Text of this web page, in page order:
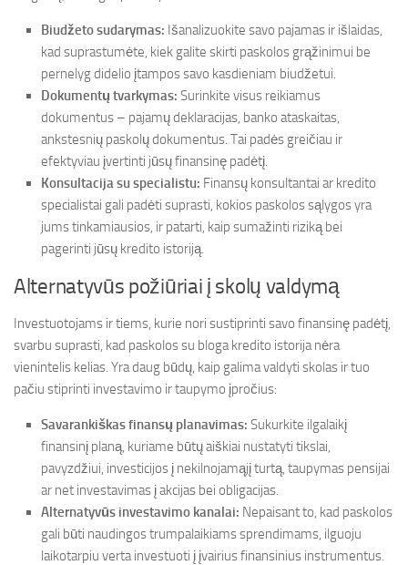
Biudžeto sudarymas: Išanalizuokite savo pajamas ir išlaidas,
kad suprastumėte, kiek galite skirti paskolos grąžinimui be
pernelyg didelio įtampos savo kasdieniam biudžetui.
Dokumentų tvarkymas: Surinkite visus reikiamus
dokumentus – pajamų deklaracijas, banko ataskaitas,
ankstesnių paskolų dokumentus. Tai padės greičiau ir
efektyviau įvertinti jūsų finansinę padėtį.
Konsultacija su specialistu: Finansų konsultantai ar kredito
specialistai gali padėti suprasti, kokios paskolos sąlygos yra
jums tinkamiausios, ir patarti, kaip sumažinti riziką bei
pagerinti jūsų kredito istoriją.
Alternatyvūs požiūriai į skolų valdymą
Investuotojams ir tiems, kurie nori sustiprinti savo finansinę padėtį,
svarbu suprasti, kad paskolos su bloga kredito istorija nėra
vienintelis kelias. Yra daug būdų, kaip galima valdyti skolas ir tuo
pačiu stiprinti investavimo ir taupymo įpročius:
Savarankiškas finansų planavimas: Sukurkite ilgalaikį
finansinį planą, kuriame būtų aiškiai nustatyti tikslai,
pavyzdžiui, investicijos į nekilnojamąjį turtą, taupymas pensijai
ar net investavimas į akcijas bei obligacijas.
Alternatyvūs investavimo kanalai: Nepaisant to, kad paskolos
gali būti naudingos trumpalaikiams sprendimams, ilguoju
laikotarpiu verta investuoti į įvairius finansinius instrumentus.